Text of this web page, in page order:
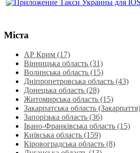
Міста
АР Крим (17)
Вінницька область (31)
Волинська область‎ (15)
Дніпропетровська область‎ (43)
Донецька область (28)
Житомирська область (15)
Закарпатська область
Запорізька область (36)
Івано-Франківська область (15)
Київська область (159)
Кіровоградська область (8)